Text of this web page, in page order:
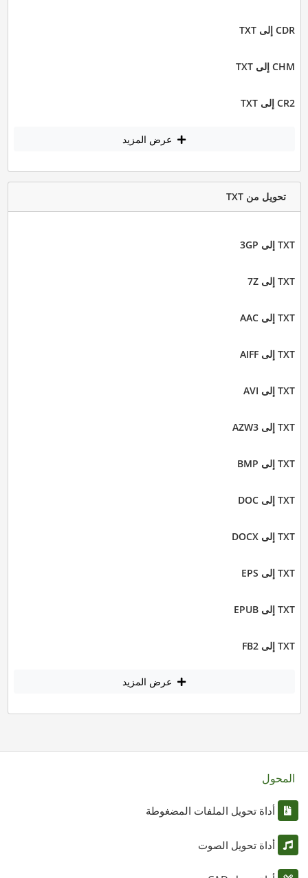
CDR إلى TXT
CHM إلى TXT
CR2 إلى TXT
عرض المزيد
تحويل من TXT
TXT إلى 3GP
TXT إلى 7Z
TXT إلى AAC
TXT إلى AIFF
TXT إلى AVI
TXT إلى AZW3
TXT إلى BMP
TXT إلى DOC
TXT إلى DOCX
TXT إلى EPS
TXT إلى EPUB
TXT إلى FB2
عرض المزيد
المحول
أداة تحويل الملفات المضغوطة
أداة تحويل الصوت